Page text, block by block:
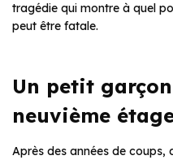
tragédie qui montre à quel
peut être fatale.
Un petit
neuvième
Après des années de coups,